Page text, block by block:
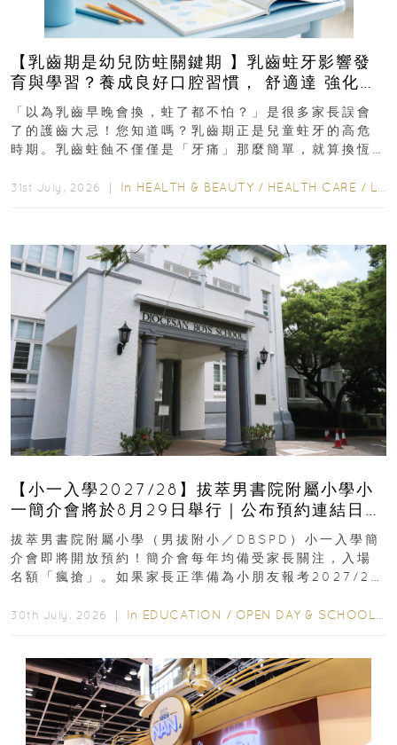
【乳齒期是幼兒防蛀關鍵期 】乳齒蛀牙影響發
育與學習？養成良好口腔習慣， 舒適達 強化琺
瑯質 兒童牙膏防護指南
「以為乳齒早晚會換，蛀了都不怕？」是很多家長誤會
了的護齒大忌！您知道嗎？乳齒期正是兒童蛀牙的高危
時期。乳齒蛀蝕不僅僅是「牙痛」那麼簡單，就算換恆
31st July, 2026 ｜ In HEALTH & BEAUTY / HEALTH CARE / LIFESTYLE
【小一入學2027/28】拔萃男書院附屬小學小
一簡介會將於8月29日舉行｜公布預約連結日期
｜更設有網上重溫
拔萃男書院附屬小學（男拔附小／DBSPD）小一入學簡
介會即將開放預約！簡介會每年均備受家長關注，入場
名額「瘋搶」。如果家長正準備為小朋友報考2027/28
30th July, 2026 ｜ In EDUCATION / OPEN DAY & SCHOOL EVENTS